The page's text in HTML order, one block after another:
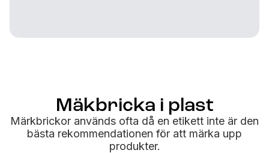
Mäkbricka i plast
Märkbrickor används ofta då en etikett inte är den
bästa rekommendationen för att märka upp
produkter.